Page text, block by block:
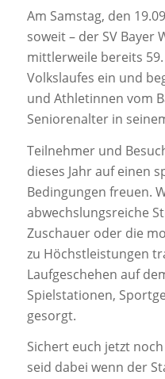
Am Samstag, den
soweit – der SV Bayer
mittlerweile bereits
Volkslaufes ein und
und Athletinnen vom
Seniorenalter in
Teilnehmer und
dieses Jahr auf einen
Bedingungen freuen.
abwechslungsreiche
Zuschauer oder die
zu Höchstleistungen
Laufgeschehen auf
Spielstationen,
gesorgt.
Sichert euch jetzt
seid dabei wenn der